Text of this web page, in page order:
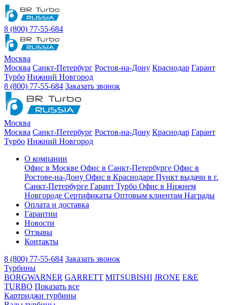
8 (800) 77-55-684
Москва
Москва Санкт-Петербург Ростов-на-Дону Краснодар Гарант
Турбо Нижний Новгород
8 (800) 77-55-684 Заказать звонок
Москва
Москва Санкт-Петербург Ростов-на-Дону Краснодар Гарант
Турбо Нижний Новгород
О компании
Офис в Москве Офис в Санкт-Петербурге Офис в
Ростове-на-Дону Офис в Краснодаре Пункт выдачи в г.
Санкт-Петербурге Гарант Турбо Офис в Нижнем
Новгороде Сертификаты Оптовым клиентам Награды
Оплата и доставка
Гарантии
Новости
Отзывы
Контакты
8 (800) 77-55-684 Заказать звонок
Турбины
BORGWARNER GARRETT MITSUBISHI JRONE E&E
TURBO Показать все
Картриджи турбины